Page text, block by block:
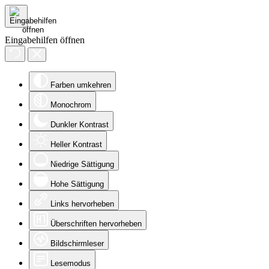
Eingabehilfen öffnen
Farben umkehren
Monochrom
Dunkler Kontrast
Heller Kontrast
Niedrige Sättigung
Hohe Sättigung
Links hervorheben
Überschriften hervorheben
Bildschirmleser
Lesemodus